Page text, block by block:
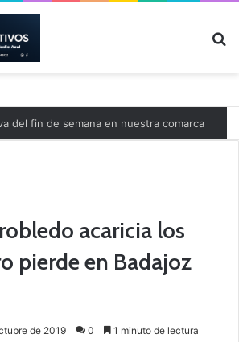
del fin de semana en nuestra comarca
acaricia los
pierde en Badajoz
de 2019 0 1 minuto de lectura